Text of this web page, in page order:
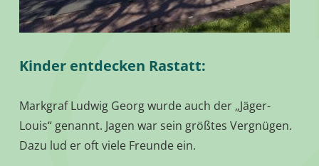
Kinder entdecken Rastatt:
Markgraf Ludwig Georg wurde auch der „Jäger-
Louis“ genannt. Jagen war sein größtes Vergnügen.
Dazu lud er oft viele Freunde ein.